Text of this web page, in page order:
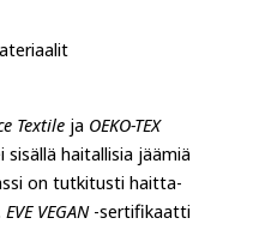
Textile ja OEKO-TEX
haitallisia jäämiä
on tutkitusti haitta-
EVE VEGAN-sertifikaatti